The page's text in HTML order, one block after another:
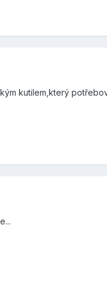
kutilem,který